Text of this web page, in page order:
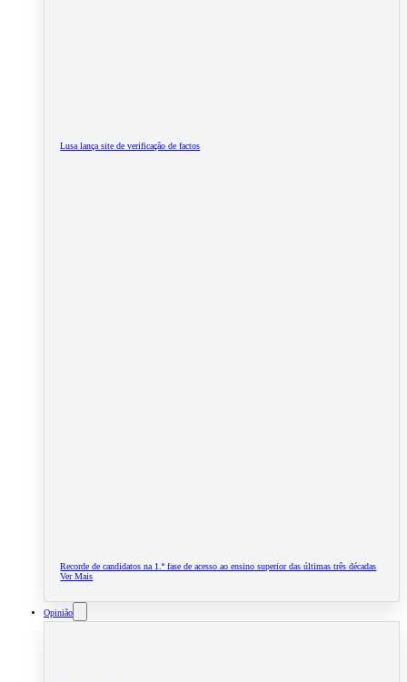
Lusa lança site de verificação de factos
Recorde de candidatos na 1.ª fase de acesso ao ensino superior das últimas três décadas
Ver Mais
Opinião